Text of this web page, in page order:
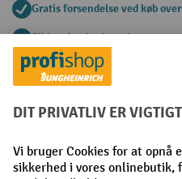
Gratis forsendelse ved køb
Sikker databeskyttelse
Personlig købsrådgivning
Betalingsmetoder
Faktura